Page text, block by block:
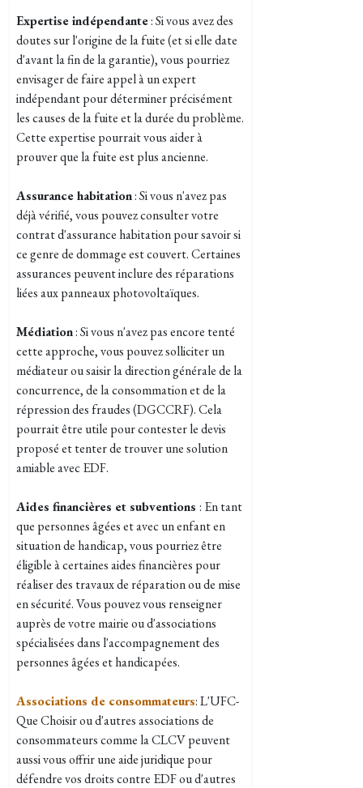
Expertise indépendante: Si vous avez des
doutes sur l'origine de la fuite (et si elle date
d'avant la fin de la garantie), vous pourriez
envisager de faire appel à un expert
indépendant pour déterminer précisément
les causes de la fuite et la durée du problème.
Cette expertise pourrait vous aider à
prouver que la fuite est plus ancienne.
Assurance habitation: Si vous n'avez pas
déjà vérifié, vous pouvez consulter votre
contrat d'assurance habitation pour savoir si
ce genre de dommage est couvert. Certaines
assurances peuvent inclure des réparations
liées aux panneaux photovoltaïques.
Médiation: Si vous n'avez pas encore tenté
cette approche, vous pouvez solliciter un
médiateur ou saisir la direction générale de la
concurrence, de la consommation et de la
répression des fraudes (DGCCRF). Cela
pourrait être utile pour contester le devis
proposé et tenter de trouver une solution
amiable avec EDF.
Aides financières et subventions : En tant
que personnes âgées et avec un enfant en
situation de handicap, vous pourriez être
éligible à certaines aides financières pour
réaliser des travaux de réparation ou de mise
en sécurité. Vous pouvez vous renseigner
auprès de votre mairie ou d'associations
spécialisées dans l'accompagnement des
personnes âgées et handicapées.
Associations de consommateurs: L'UFC-
Que Choisir ou d'autres associations de
consommateurs comme la CLCV peuvent
aussi vous offrir une aide juridique pour
défendre vos droits contre EDF ou d'autres